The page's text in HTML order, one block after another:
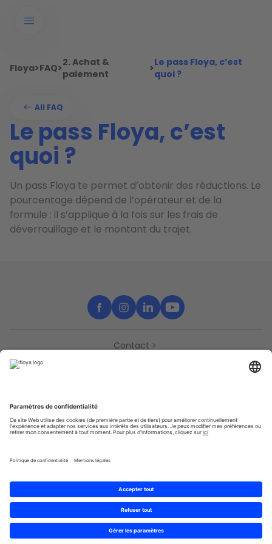
Floya>FAQ>2. Achat &
paiement
>Le pass Floya, c’est
quoi ?
All FAQ
Le pass Floya, c’est
quoi ?
Un pass Floya te permet d’obtenir des réductions. Le
pourcentage dépend de l’opérateur et de la
formule : il s’applique à la fois sur les frais de
déverrouillage et le montant du trajet.
Contact
Partenaires
Vie Privée Conditions générales
© 2025 Brought to you with
by STIB-MIVB and Brussels Mobility